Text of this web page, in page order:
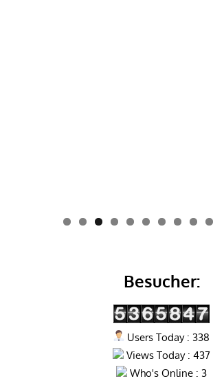
0
Besucher:
Users Today : 338
Views Today : 437
Who's Online : 3